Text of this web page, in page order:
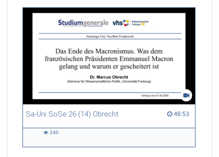
Sa-Uni SoSe 26 (14) Obrecht 46:53
46:53 duration
240